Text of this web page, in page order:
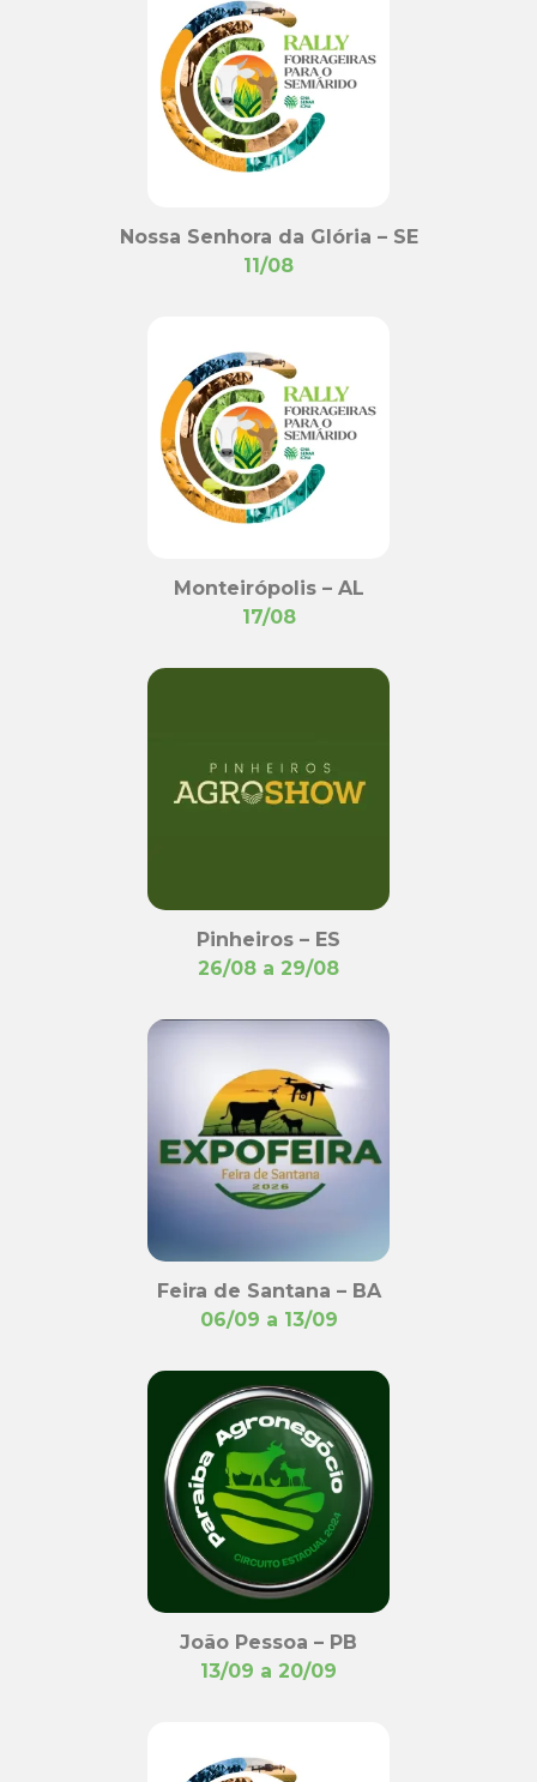
Nossa Senhora da Glória – SE
11/08
Monteirópolis – AL
17/08
Pinheiros – ES
26/08 a 29/08
Feira de Santana – BA
06/09 a 13/09
João Pessoa – PB
13/09 a 20/09